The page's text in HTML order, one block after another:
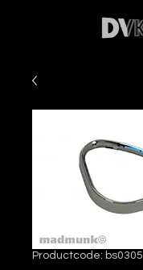
Productcode: bs0305